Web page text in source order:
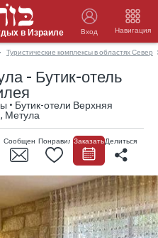
в Израиле Вход Навигация
Туристические комплексы в областях Север
- Бутик-отель
• Бутик-отели Верхняя
Метула
Делиться
СообщениеПонравилосьЗаказать